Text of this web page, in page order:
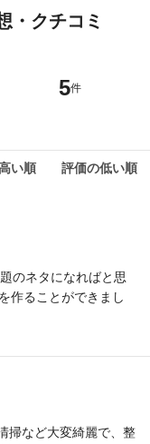
・クチコミ
5件
い順 評価の低い順
のネタになればと思
作ることができまし
掃など大変綺麗で、整